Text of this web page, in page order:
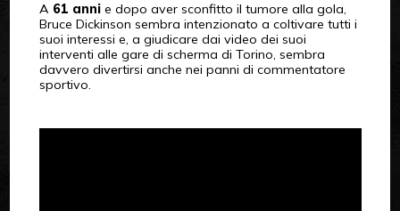
A 61 annie dopo aver sconfitto il tumore alla gola,
Bruce Dickinson sembra intenzionato a coltivare tutti i
suoi interessi e, a giudicare dai video dei suoi
interventi alle gare di scherma di Torino, sembra
davvero divertirsi anche nei panni di commentatore
sportivo.